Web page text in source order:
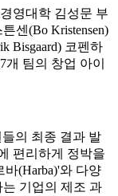
영대학 김성문 부
센(Bo Kristensen)
Bisgaard) 코펜하
팀의 창업 아이
의 최종 결과 발
편리하게 정박을
(Harba)'와 다양
기업의 제조 과